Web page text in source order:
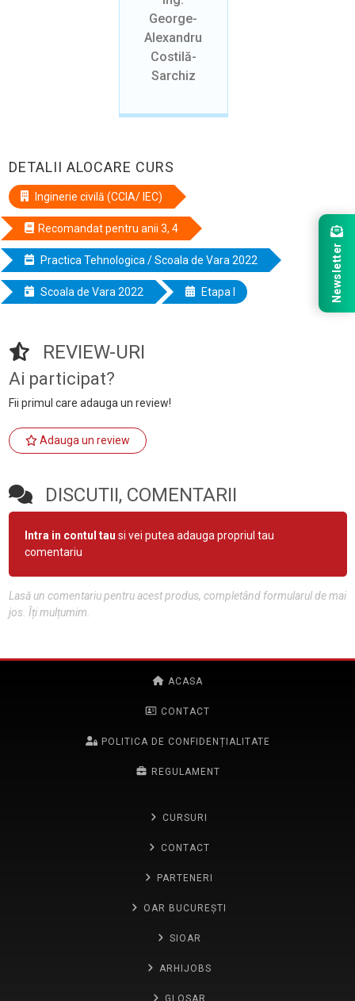
George-
Alexandru
Costilă-
Sarchiz
DETALII ALOCARE CURS
Inginerie civilă (CCIA/ IEC)
Recomandat pentru anii 3, 4
Practica Tehnologica / Scoala de Vara 2022
Scoala de Vara 2022 Etapa I
REVIEW-URI
Ai participat?
Fii primul care adauga un review!
Adauga un review
DISCUTII, COMENTARII
Intra in contul tau si vei putea adauga propriul tau
comentariu
Lasă un comentariu pentru acest produs, completând formularul de mai
jos. Îți mulțumim.
ACASA
CONTACT
POLITICA DE CONFIDENȚIALITATE
REGULAMENT
CURSURI
CONTACT
PARTENERI
OAR BUCUREȘTI
SIOAR
ARHIJOBS
GLOSAR
Newsletter